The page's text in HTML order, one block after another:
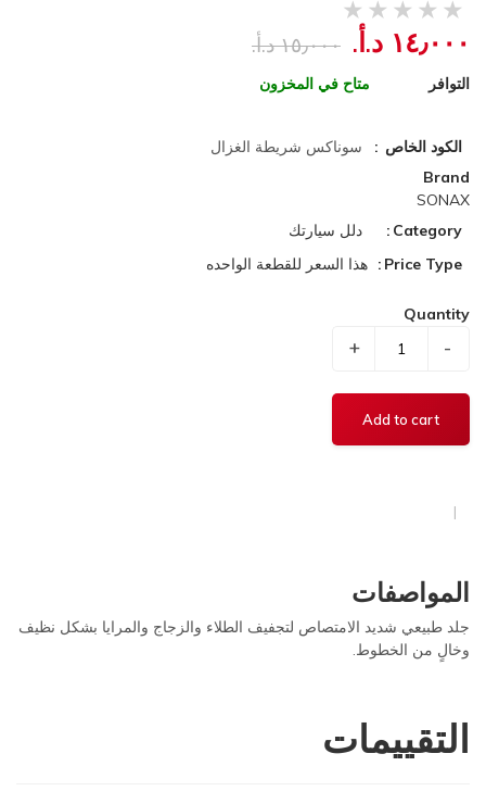
١٤٫٠٠٠ د.أ.‏ ١٥٫٠٠٠ د.أ.‏
التوافر متاح في المخزون
الكود الخاص
سوناكس شريطة الغزال
Brand
SONAX
Category
دلل سيارتك
Price Type
هذا السعر للقطعة الواحده
Quantity
-
+
المواصفات
جلد طبيعي شديد الامتصاص لتجفيف الطلاء والزجاج والمرايا بشكل نظيف
وخالٍ من الخطوط.
التقييمات